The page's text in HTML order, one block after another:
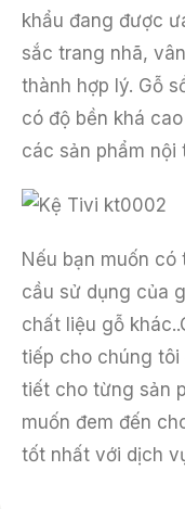
khẩu đang được
sắc trang nhã,
thành hợp lý. Gỗ
có độ bền khá
các sản phẩm nội
Nếu bạn muốn
cầu sử dụng của
chất liệu gỗ
tiếp cho chúng
tiết cho từng sản
muốn đem đến
tốt nhất với dịch